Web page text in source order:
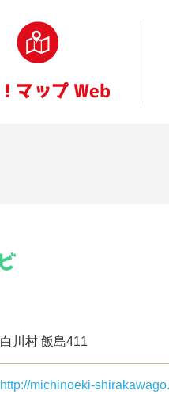
白川村 飯島411
http://michinoeki-